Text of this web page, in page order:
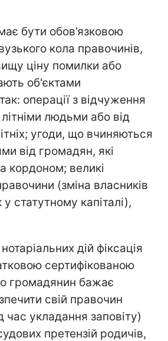
бути обов’язковою
кола правочинів,
ціну помилки або
об'єктами
операції з відчуження
людьми або від
угоди, що вчиняються
від громадян, які
кордоном; великі
(зміна власників
у статутному капіталі),
дій фіксація
сертифікованою
громадянин бажає
свій правочин
час укладання заповіту)
претензій родичів,